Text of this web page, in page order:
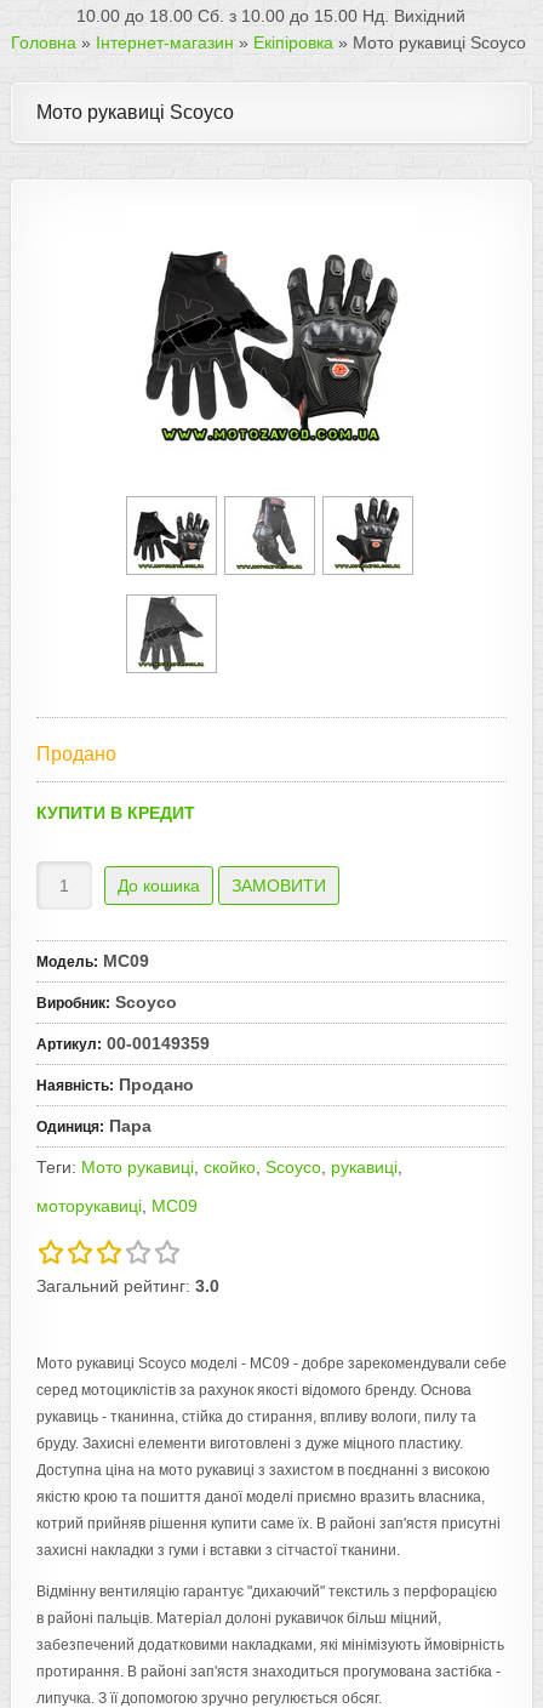
10.00 до 18.00 Сб. з 10.00 до 15.00 Нд. Вихідний
Головна » Інтернет-магазин » Екіпіровка » Мото рукавиці Scoyco
Мото рукавиці Scoyco
Продано
КУПИТИ В КРЕДИТ
Модель: MC09
Виробник: Scoyco
Артикул: 00-00149359
Наявність: Продано
Одиниця: Пара
Теги: Мото рукавиці, скойко, Scoyco, рукавиці,
моторукавиці, MC09
Загальний рейтинг: 3.0
Мото рукавиці Scoyco моделі - MC09 - добре зарекомендували себе
серед мотоциклістів за рахунок якості відомого бренду. Основа
рукавиць - тканинна, стійка до стирання, впливу вологи, пилу та
бруду. Захисні елементи виготовлені з дуже міцного пластику.
Доступна ціна на мото рукавиці з захистом в поєднанні з високою
якістю крою та пошиття даної моделі приємно вразить власника,
котрий прийняв рішення купити саме їх. В районі зап'ястя присутні
захисні накладки з гуми і вставки з сітчастої тканини.
Відмінну вентиляцію гарантує "дихаючий" текстиль з перфорацією
в районі пальців. Матеріал долоні рукавичок більш міцний,
забезпечений додатковими накладками, які мінімізують ймовірність
протирання. В районі зап'ястя знаходиться прогумована застібка -
липучка. З її допомогою зручно регулюється обсяг.